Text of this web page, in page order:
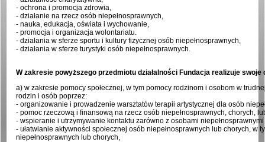
- ochrona i promocja zdrowia,
- działanie na rzecz osób niepełnosprawnych,
- nauka, edukacja, oświata i wychowanie,
- promocja i organizacja wolontariatu.
- działania w sferze sportu i kultury fizycznej osób niepełnosprawnych,
- działania w sferze turystyki osób niepełnosprawnych.
W zakresie powyższego przedmiotu działalności Fundacja realizuje swoje
a) w zakresie pomocy społecznej, w tym pomocy rodzinom i osobom w
rodzin i osób poprzez:
- organizowanie i prowadzenie warsztatów terapii artystycznej dla osób
- pomoc rzeczową i finansową na rzecz osób niepełnosprawnych, chorych,
- wspieranie i utrzymywanie kontaktu zarówno z osobami
- ułatwianie aktywności społecznej osób niepełnosprawnych lub chorych, w
niepełnosprawnych lub chorych,